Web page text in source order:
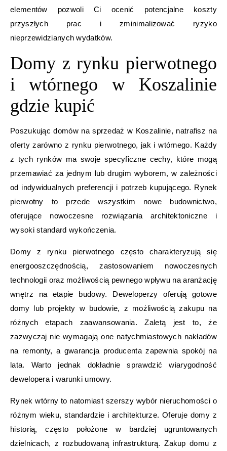
elementów pozwoli Ci ocenić potencjalne koszty
przyszłych prac i zminimalizować ryzyko
nieprzewidzianych wydatków.
Domy z rynku pierwotnego
i wtórnego w Koszalinie
gdzie kupić
Poszukując domów na sprzedaż w Koszalinie, natrafisz na
oferty zarówno z rynku pierwotnego, jak i wtórnego. Każdy
z tych rynków ma swoje specyficzne cechy, które mogą
przemawiać za jednym lub drugim wyborem, w zależności
od indywidualnych preferencji i potrzeb kupującego. Rynek
pierwotny to przede wszystkim nowe budownictwo,
oferujące nowoczesne rozwiązania architektoniczne i
wysoki standard wykończenia.
Domy z rynku pierwotnego często charakteryzują się
energooszczędnością, zastosowaniem nowoczesnych
technologii oraz możliwością pewnego wpływu na aranżację
wnętrz na etapie budowy. Deweloperzy oferują gotowe
domy lub projekty w budowie, z możliwością zakupu na
różnych etapach zaawansowania. Zaletą jest to, że
zazwyczaj nie wymagają one natychmiastowych nakładów
na remonty, a gwarancja producenta zapewnia spokój na
lata. Warto jednak dokładnie sprawdzić wiarygodność
dewelopera i warunki umowy.
Rynek wtórny to natomiast szerszy wybór nieruchomości o
różnym wieku, standardzie i architekturze. Oferuje domy z
historią, często położone w bardziej ugruntowanych
dzielnicach, z rozbudowaną infrastrukturą. Zakup domu z